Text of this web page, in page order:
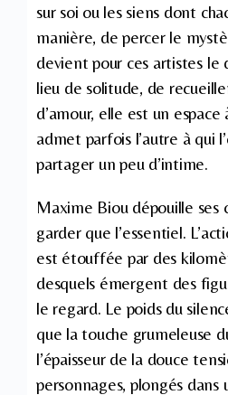
sur soi ou les siens dont
manière, de percer le
devient pour ces artistes le
lieu de solitude, de
d’amour, elle est un espace
admet parfois l’autre à qui
partager un peu d’intime.
Maxime Biou dépouille ses
garder que l’essentiel.
est étouffée par des
desquels émergent des
le regard. Le poids du
que la touche grumeleuse
l’épaisseur de la douce
personnages, plongés